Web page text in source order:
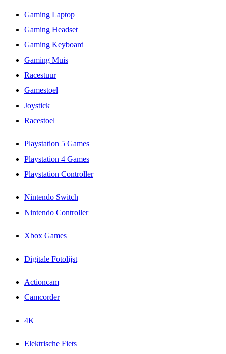
Gaming Laptop
Gaming Headset
Gaming Keyboard
Gaming Muis
Racestuur
Gamestoel
Joystick
Racestoel
Playstation 5 Games
Playstation 4 Games
Playstation Controller
Nintendo Switch
Nintendo Controller
Xbox Games
Digitale Fotolijst
Actioncam
Camcorder
4K
Elektrische Fiets